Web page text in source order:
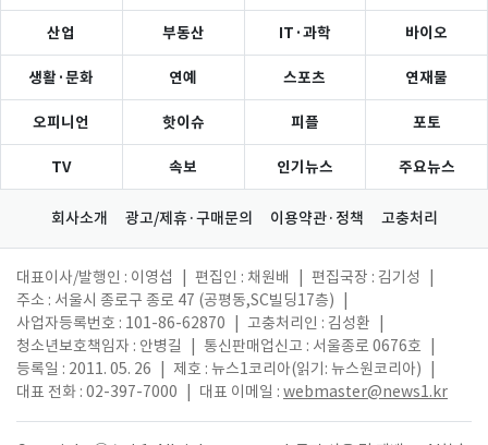
산업 부동산 IT·과학 바이오
생활·문화 연예 스포츠 연재물
오피니언 핫이슈 피플 포토
TV 속보 인기뉴스 주요뉴스
회사소개 광고/제휴·구매문의 이용약관·정책 고충처리
대표이사/발행인 : 이영섭 편집인 : 채원배 편집국장 : 김기성
주소 : 서울시 종로구 종로 47 (공평동,SC빌딩17층)
사업자등록번호 : 101-86-62870
고충처리인 : 김성환
청소년보호책임자 : 안병길
통신판매업신고 : 서울종로 0676호
등록일 : 2011. 05. 26
제호 : 뉴스1코리아(읽기: 뉴스원코리아)
대표 전화 : 02-397-7000
대표 이메일 : webmaster@news1.kr